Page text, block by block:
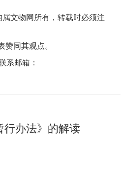
文物网所有，转载时必须注
同其观点。
系邮箱：
行办法》的解读